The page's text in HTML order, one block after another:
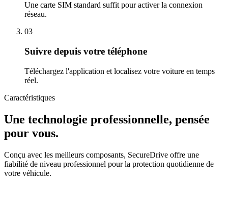
Une carte SIM standard suffit pour activer la connexion
réseau.
03
Suivre depuis votre téléphone
Téléchargez l'application et localisez votre voiture en temps
réel.
Caractéristiques
Une technologie professionnelle, pensée
pour vous.
Conçu avec les meilleurs composants, SecureDrive offre une
fiabilité de niveau professionnel pour la protection quotidienne de
votre véhicule.